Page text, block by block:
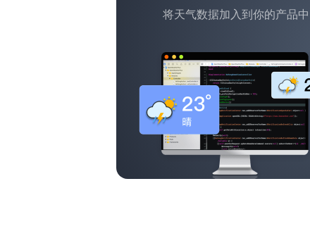
将天气数据加入到你的产品中